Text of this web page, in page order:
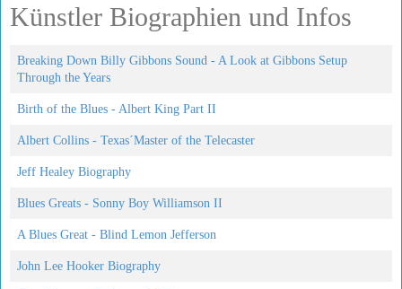
Künstler Biographien und Infos
Breaking Down Billy Gibbons Sound - A Look at Gibbons Setup
Through the Years
Birth of the Blues - Albert King Part II
Albert Collins - Texas´Master of the Telecaster
Jeff Healey Biography
Blues Greats - Sonny Boy Williamson II
A Blues Great - Blind Lemon Jefferson
John Lee Hooker Biography